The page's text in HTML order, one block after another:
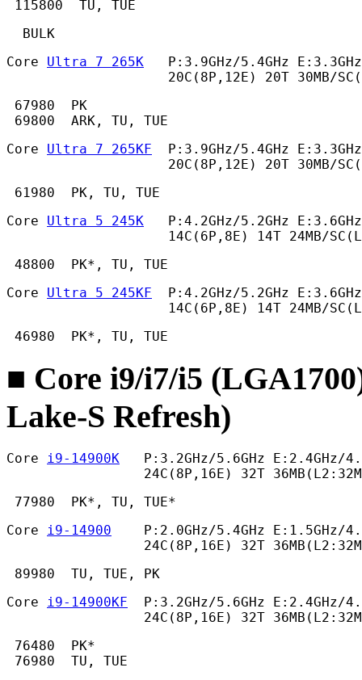
115800  TU, TUE
  BULK
Core Ultra 7 265K
P:3.9GHz/5.4GHz
20C(8P,12E) 20T 30MB/
67980  PK
69800  ARK, TU, TUE
Core Ultra 7 265KF
P:3.9GHz/5.4GHz
20C(8P,12E) 20T 30MB/
61980  PK, TU, TUE
Core Ultra 5 245K
P:4.2GHz/5.2GHz
14C(6P,8E) 14T 24MB/
48800  PK*, TU, TUE
Core Ultra 5 245KF
P:4.2GHz/5.2GHz
14C(6P,8E) 14T 24MB/
46980  PK*, TU, TUE
■ Core i9/i7/i5
Lake-S Refresh)
Core i9-14900K
P:3.2GHz/5.6GHz E:2.4GHz/
24C(8P,16E) 32T
77980  PK*, TU, TUE*
Core i9-14900
P:2.0GHz/5.4GHz E:1.5GHz/
24C(8P,16E) 32T
89980  TU, TUE, PK
Core i9-14900KF
P:3.2GHz/5.6GHz E:2.4GHz/
24C(8P,16E) 32T
76480  PK*
76980  TU, TUE